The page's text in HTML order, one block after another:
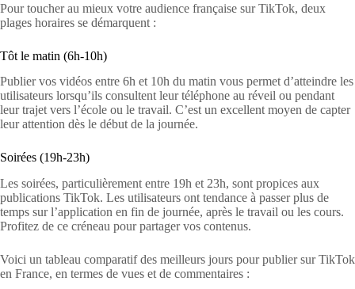
Pour toucher au mieux votre audience française sur TikTok, deux
plages horaires se démarquent :
Tôt le matin (6h-10h)
Publier vos vidéos entre 6h et 10h du matin vous permet d’atteindre les
utilisateurs lorsqu’ils consultent leur téléphone au réveil ou pendant
leur trajet vers l’école ou le travail. C’est un excellent moyen de capter
leur attention dès le début de la journée.
Soirées (19h-23h)
Les soirées, particulièrement entre 19h et 23h, sont propices aux
publications TikTok. Les utilisateurs ont tendance à passer plus de
temps sur l’application en fin de journée, après le travail ou les cours.
Profitez de ce créneau pour partager vos contenus.
Voici un tableau comparatif des meilleurs jours pour publier sur TikTok
en France, en termes de vues et de commentaires :